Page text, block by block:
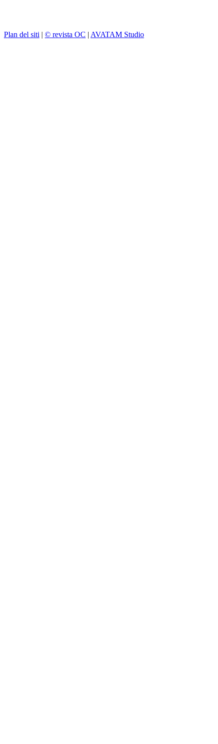
Plan del siti | © revista OC | AVATAM Studio